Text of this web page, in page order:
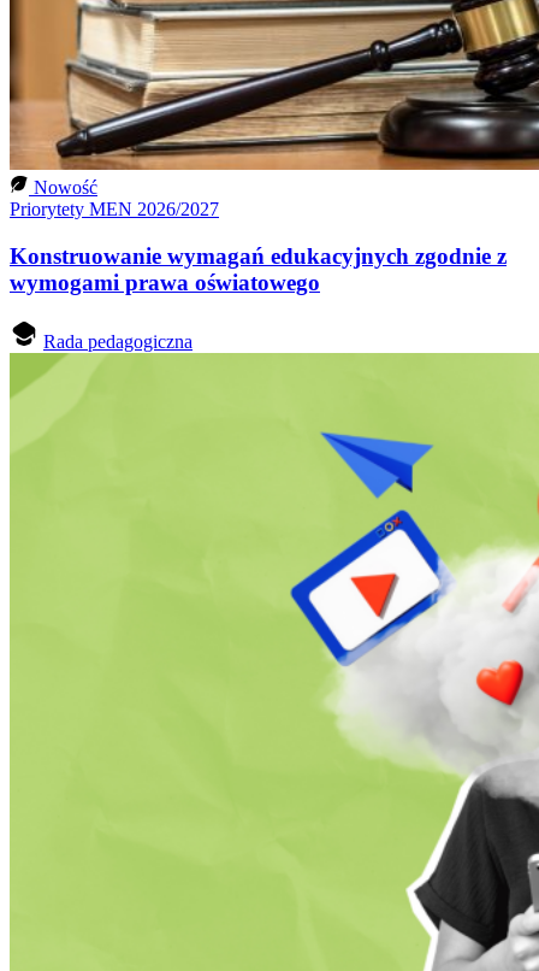
Nowość
Priorytety MEN 2026/2027
Konstruowanie wymagań edukacyjnych zgodnie z
wymogami prawa oświatowego
Rada pedagogiczna